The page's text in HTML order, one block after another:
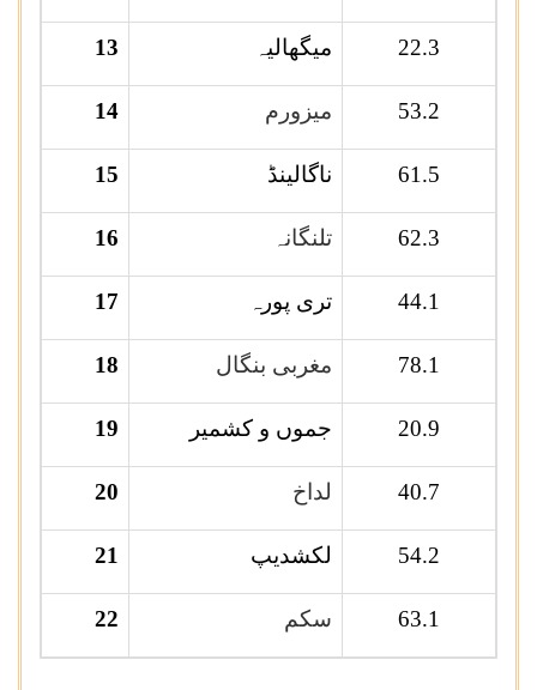
13 میگھالیہ 22.3
14 میزورم 53.2
15 ناگالینڈ 61.5
16 تلنگانہ 62.3
17 تری پورہ 44.1
18 مغربی بنگال 78.1
19 جموں و کشمیر 20.9
20 لداخ 40.7
21 لکشدیپ 54.2
22 سکم 63.1